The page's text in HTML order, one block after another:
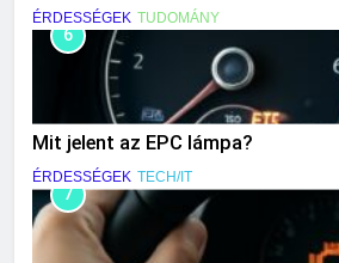
ÉRDESSÉGEK TUDOMÁNY
6
Mit jelent az EPC lámpa?
ÉRDESSÉGEK TECH/IT
7